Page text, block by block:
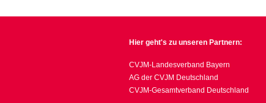
Hier geht's zu unseren Partnern:
CVJM-Landesverband Bayern
AG der CVJM Deutschland
CVJM-Gesamtverband Deutschland